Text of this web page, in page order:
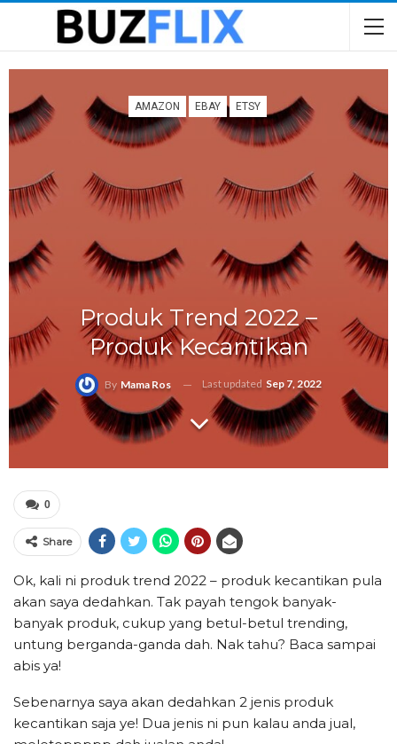
AMAZON EBAY ETSY
Produk Trend 2022 –
Produk Kecantikan
By Mama Ros Last updated Sep 7, 2022
0
Share
Ok, kali ni produk trend 2022 – produk kecantikan pula
akan saya dedahkan. Tak payah tengok banyak-
banyak produk, cukup yang betul-betul trending,
untung berganda-ganda dah. Nak tahu? Baca sampai
abis ya!
Sebenarnya saya akan dedahkan 2 jenis produk
kecantikan saja ye! Dua jenis ni pun kalau anda jual,